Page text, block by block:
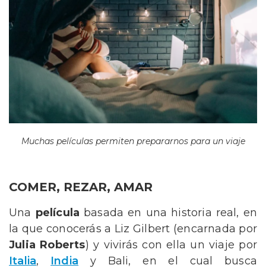
Muchas películas permiten prepararnos para un viaje
COMER, REZAR, AMAR
Una película basada en una historia real, en
la que conocerás a Liz Gilbert (encarnada por
Julia Roberts) y vivirás con ella un viaje por
Italia, India y Bali, en el cual busca